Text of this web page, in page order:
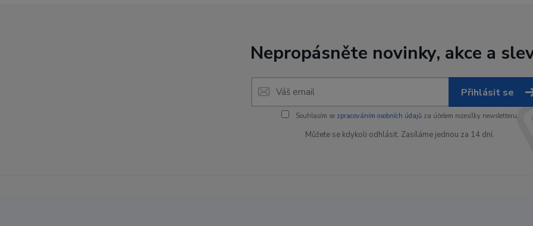
Nepropásněte novinky, akce a
Přihlásit se
Souhlasím se zpracováním osobních údajůza účelem rozesílky newsletteru.
Můžete se kdykoli odhlásit. Zasíláme jednou za 14 dní.